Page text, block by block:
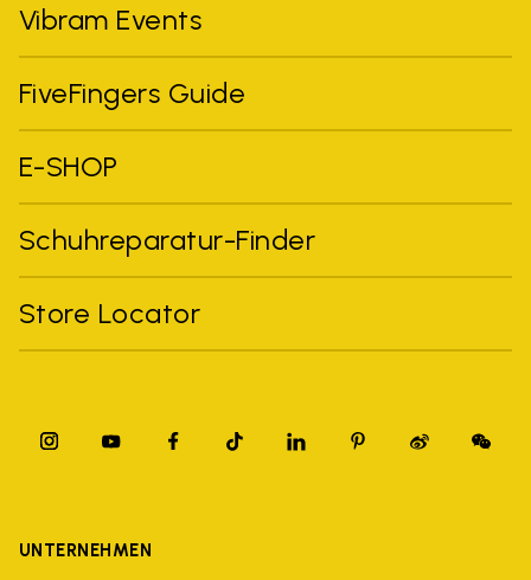
Vibram Events
FiveFingers Guide
E-SHOP
Schuhreparatur-Finder
Store Locator
UNTERNEHMEN